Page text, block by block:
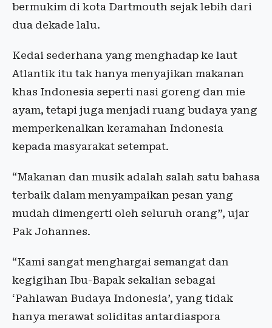
bermukim di kota Dartmouth sejak lebih dari
dua dekade lalu.
Kedai sederhana yang menghadap ke laut
Atlantik itu tak hanya menyajikan makanan
khas Indonesia seperti nasi goreng dan mie
ayam, tetapi juga menjadi ruang budaya yang
memperkenalkan keramahan Indonesia
kepada masyarakat setempat.
“Makanan dan musik adalah salah satu bahasa
terbaik dalam menyampaikan pesan yang
mudah dimengerti oleh seluruh orang”, ujar
Pak Johannes.
“Kami sangat menghargai semangat dan
kegigihan Ibu-Bapak sekalian sebagai
‘Pahlawan Budaya Indonesia’, yang tidak
hanya merawat soliditas antardiaspora